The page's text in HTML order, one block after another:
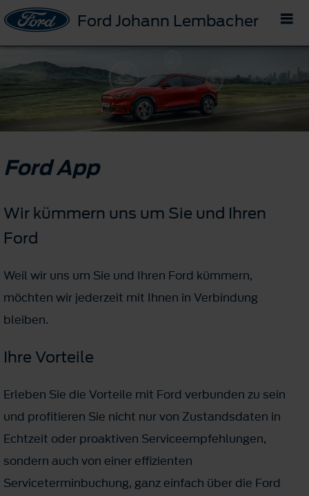
Ford Johann Lembacher
Ford App
Wir kümmern uns um Sie und Ihren
Ford
Weil wir uns um Sie und Ihren Ford kümmern,
möchten wir jederzeit mit Ihnen in Verbindung
bleiben.
Ihre Vorteile
Erleben Sie die Vorteile mit Ford verbunden zu sein
und profitieren Sie nicht nur von Zustandsdaten in
Echtzeit oder proaktiven Serviceempfehlungen,
sondern auch von einer effizienten
Serviceterminbuchung, ganz einfach über die Ford